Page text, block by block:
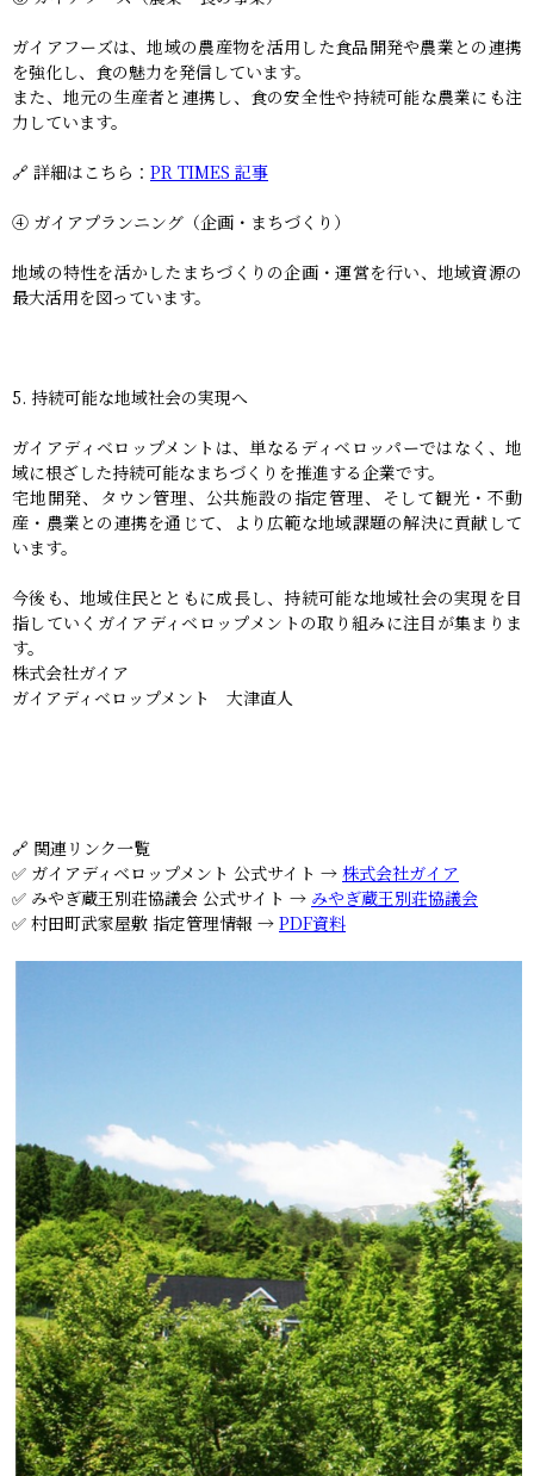
ガイアフーズは、地域の農産物を活用した食品開発や農業との連携
を強化し、食の魅力を発信しています。
また、地元の生産者と連携し、食の安全性や持続可能な農業にも注
力しています。
🔗 詳細はこちら： PR TIMES 記事
④ ガイアプランニング（企画・まちづくり）
地域の特性を活かしたまちづくりの企画・運営を行い、地域資源の
最大活用を図っています。
5. 持続可能な地域社会の実現へ
ガイアディベロップメントは、単なるディベロッパーではなく、地
域に根ざした持続可能なまちづくりを推進する企業です。
宅地開発、タウン管理、公共施設の指定管理、そして観光・不動
産・農業との連携を通じて、より広範な地域課題の解決に貢献して
います。
今後も、地域住民とともに成長し、持続可能な地域社会の実現を目
指していくガイアディベロップメントの取り組みに注目が集まりま
す。
株式会社ガイア
ガイアディベロップメント 大津直人
🔗 関連リンク一覧
✅ ガイアディベロップメント 公式サイト → 株式会社ガイア
✅ みやぎ蔵王別荘協議会 公式サイト → みやぎ蔵王別荘協議会
✅ 村田町武家屋敷 指定管理情報 → PDF資料